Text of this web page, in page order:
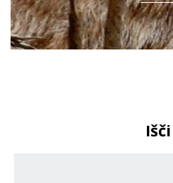
Išči